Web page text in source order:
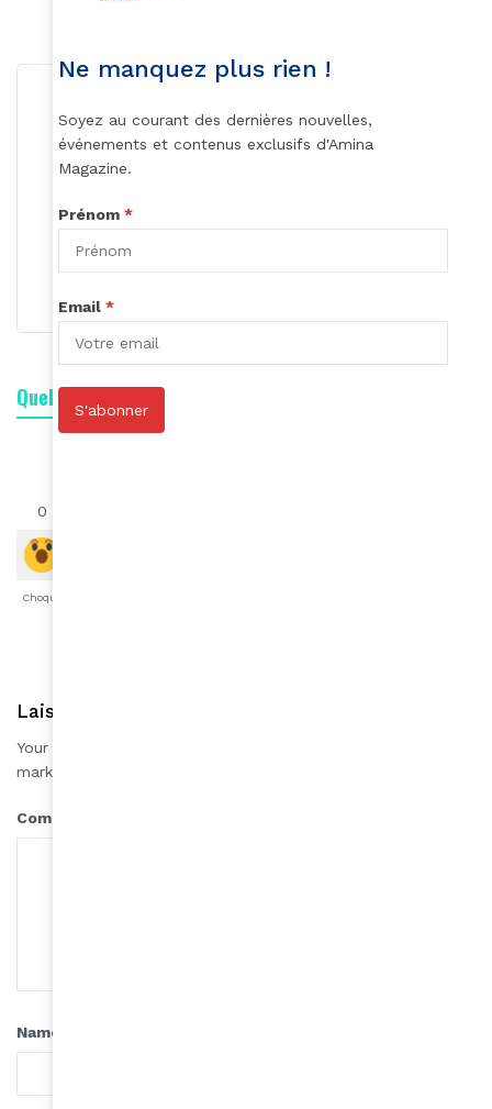
Roger Calme
Quelle est votre réaction ?
0
Choqué
Laisser une réponse
Your email address will not be published.
marked
Comment
Name
Ne manquez plus rien !
Soyez au courant des dernières nouvelles,
événements et contenus exclusifs d'Amina
Magazine.
Prénom *
Email *
S'abonner